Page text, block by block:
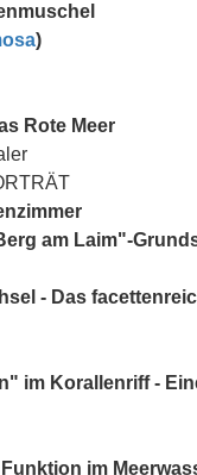
)
Rote Meer
am Laim"-
- Das
im Korallenriff -
im